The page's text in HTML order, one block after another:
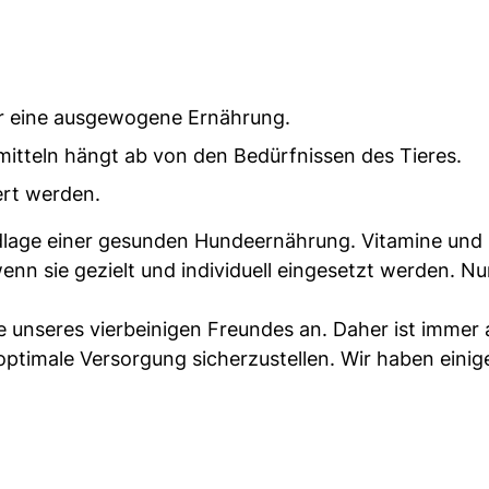
ausgewogene Ernährung.
hängt ab von den Bedürfnissen des Tieres.
werden.
einer gesunden Hundeernährung. Vitamine und
sie gezielt und individuell eingesetzt werden.
vierbeinigen Freundes an. Daher ist immer
Versorgung sicherzustellen. Wir haben